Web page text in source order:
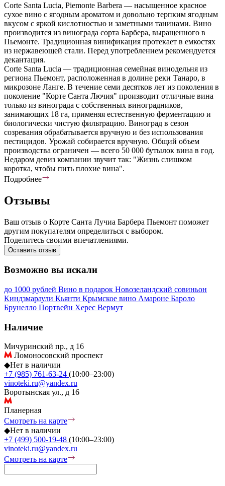
Corte Santa Lucia, Piemonte Barbera — насыщенное красное
сухое вино с ягодным ароматом и довольно терпким ягодным
вкусом с яркой кислотностью и заметными танинами. Вино
производится из винограда сорта Барбера, выращенного в
Пьемонте. Традиционная винификация протекает в емкостях
из нержавеющей стали. Перед употреблением рекомендуется
декантация.
Corte Santa Lucia — традиционная семейная винодельня из
региона Пьемонт, расположенная в долине реки Танаро, в
микрозоне Ланге. В течение семи десятков лет из поколения в
поколение "Корте Санта Лючия" производит отличные вина
только из винограда с собственных виноградников,
занимающих 18 га, применяя естественную ферментацию и
биологически чистую фильтрацию. Виноград в сезон
созревания обрабатывается вручную и без использования
пестицидов. Урожай собирается вручную. Общий объем
производства ограничен — всего 50 000 бутылок вина в год.
Недаром девиз компании звучит так: "Жизнь слишком
коротка, чтобы пить плохие вина".
Подробнее
Отзывы
Ваш отзыв о Корте Санта Лучиа Барбера Пьемонт поможет
другим покупателям определиться с выбором.
Поделитесь своими впечатлениями.
Оставить отзыв
Возможно вы искали
до 1000 рублей Вино в подарок Новозеландский совиньон
Киндзмараули Кьянти Крымское вино Амароне Бароло
Брунелло Портвейн Херес Вермут
Наличие
Мичуринский пр., д 16
Ломоносовский проспект
◆Нет в наличии
+7 (985) 761-63-24 (10:00–23:00)
vinoteki.ru@yandex.ru
Воротынская ул., д 16
Планерная
Смотреть на карте
◆Нет в наличии
+7 (499) 500-19-48 (10:00–23:00)
vinoteki.ru@yandex.ru
Смотреть на карте